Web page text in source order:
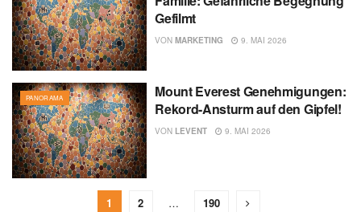
Gefilmt
VON MARKETING 9. MAI 2026
PANORAMA
Mount Everest Genehmigungen:
Rekord-Ansturm auf den Gipfel!
VON LEVENT 9. MAI 2026
1 2 … 190